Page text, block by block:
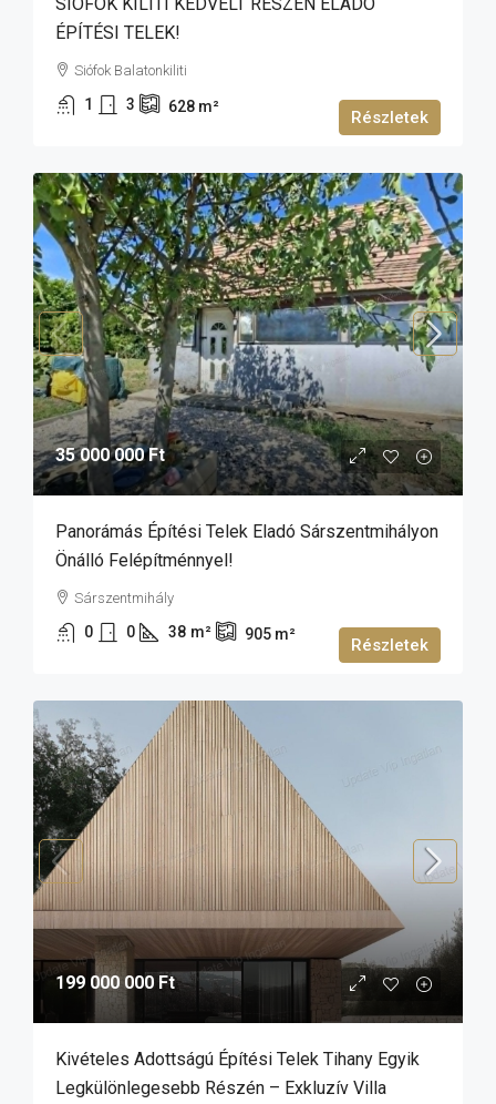
ÉPÍTÉSI TELEK!
Siófok Balatonkiliti
1 3 628 m²
Részletek
35 000 000 Ft
Panorámás Építési Telek Eladó Sárszentmihályon
Önálló Felépítménnyel!
Sárszentmihály
0 0 38 m² 905 m²
Részletek
199 000 000 Ft
Kivételes Adottságú Építési Telek Tihany Egyik
Legkülönlegesebb Részén – Exkluzív Villa